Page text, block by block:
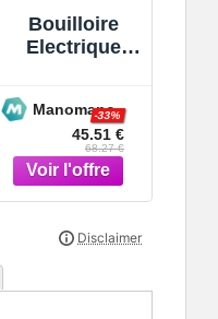
Bouilloire
Electrique
Filtre
Amovible,
Indicateur de
Niveau d'Eau,
1850W,
Manomano
45.51 €
-33%
68.27 €